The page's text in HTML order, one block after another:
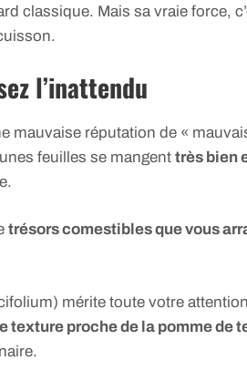
classique. Mais sa vraie force,
l’inattendu
mauvaise réputation de «
feuilles se mangent très bien
trésors comestibles que vous
mérite toute votre
texture proche de la pomme de